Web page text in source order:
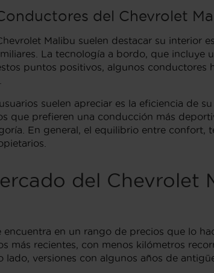
del Chevrolet
Malibu suelen destacar su interior
La tecnología a bordo, que
puntos positivos, algunos
suelen apreciar es la eficiencia de
que prefieren una conducción más
En general, el equilibrio entre
del Chevrolet
encuentra en un rango de precios que lo
más recientes, con menos kilómetros
lado, versiones con algunos años de